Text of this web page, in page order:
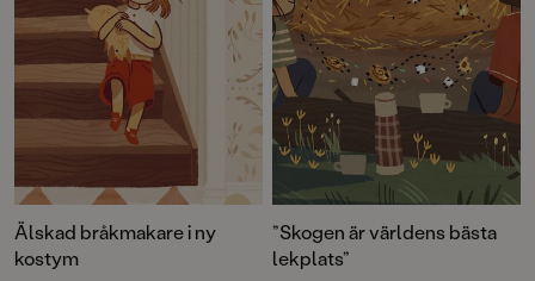
Älskad bråkmakare i ny
kostym
”Skogen är världens bästa
lekplats”